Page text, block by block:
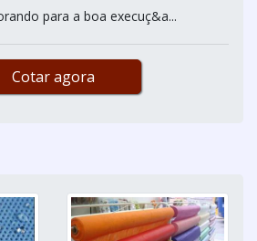
para a boa execuç&a...
Cotar agora